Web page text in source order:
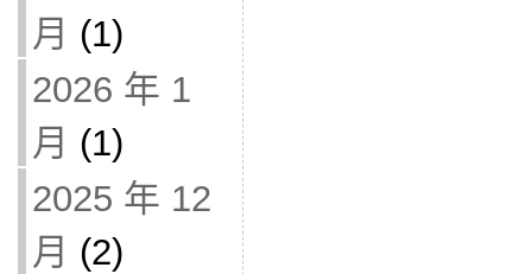
月 (1)
2026 年 1
月 (1)
2025 年 12
月 (2)